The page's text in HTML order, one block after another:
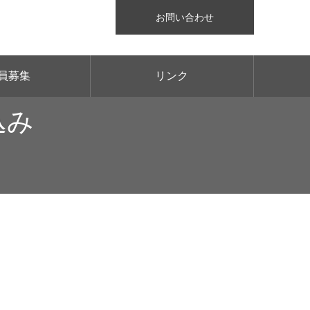
お問い合わせ
募集 リンク